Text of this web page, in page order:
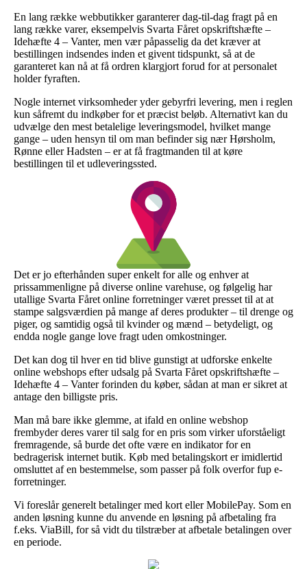
En lang række webbutikker garanterer dag-til-dag fragt på en
lang række varer, eksempelvis Svarta Fåret opskriftshæfte –
Idehæfte 4 – Vanter, men vær påpasselig da det kræver at
bestillingen indsendes inden et givent tidspunkt, så at de
garanteret kan nå at få ordren klargjort forud for at personalet
holder fyraften.
Nogle internet virksomheder yder gebyrfri levering, men i reglen
kun såfremt du indkøber for et præcist beløb. Alternativt kan du
udvælge den mest betalelige leveringsmodel, hvilket mange
gange – uden hensyn til om man befinder sig nær Hørsholm,
Rønne eller Hadsten – er at få fragtmanden til at køre
bestillingen til et udleveringssted.
Det er jo efterhånden super enkelt for alle og enhver at
prissammenligne på diverse online varehuse, og følgelig har
utallige Svarta Fåret online forretninger været presset til at at
stampe salgsværdien på mange af deres produkter – til drenge og
piger, og samtidig også til kvinder og mænd – betydeligt, og
endda nogle gange love fragt uden omkostninger.
Det kan dog til hver en tid blive gunstigt at udforske enkelte
online webshops efter udsalg på Svarta Fåret opskriftshæfte –
Idehæfte 4 – Vanter forinden du køber, sådan at man er sikret at
antage den billigste pris.
Man må bare ikke glemme, at ifald en online webshop
frembyder deres varer til salg for en pris som virker uforståeligt
fremragende, så burde det ofte være en indikator for en
bedragerisk internet butik. Køb med betalingskort er imidlertid
omsluttet af en bestemmelse, som passer på folk overfor fup e-
forretninger.
Vi foreslår generelt betalinger med kort eller MobilePay. Som en
anden løsning kunne du anvende en løsning på afbetaling fra
f.eks. ViaBill, for så vidt du tilstræber at afbetale betalingen over
en periode.